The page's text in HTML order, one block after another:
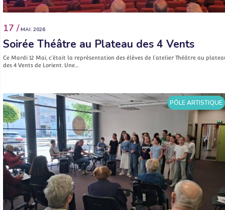
17 / MAI. 2026
Soirée Théâtre au Plateau des 4 Vents
Ce Mardi 12 Mai, c’était la représentation des élèves de l’atelier Théâtre au
des 4 Vents de Lorient. Une…
PÔLE ARTISTIQUE